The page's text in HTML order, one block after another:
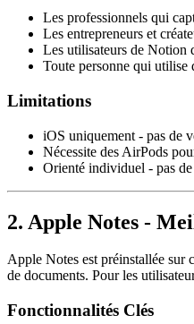
Les professionnels qui
Les entrepreneurs et
Les utilisateurs de Notion
Toute personne qui utilise
Limitations
iOS uniquement - pas de
Nécessite des AirPods
Orienté individuel - pas
2. Apple Notes -
Apple Notes est préinstallée sur
de documents. Pour les
Fonctionnalités Clés